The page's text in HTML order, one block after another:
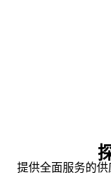
提供全面服务的